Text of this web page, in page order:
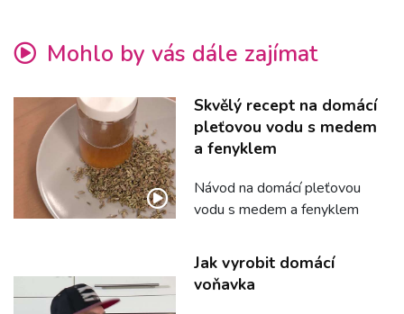
Mohlo by vás dále zajímat
Skvělý recept na domácí
pleťovou vodu s medem
a fenyklem
Návod na domácí pleťovou
vodu s medem a fenyklem
Jak vyrobit domácí
voňavka